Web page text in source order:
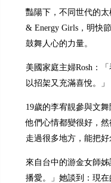
豔陽下，不同世代的
& Energy Girls ，明快
鼓舞人心的力量。
美國家庭主婦Rosh ：
以招架又充滿喜悅。」
19歲的李宥靚參與文
他們心情都變很好，
走過很多地方，能把
來自台中的游金女師
播愛。」她談到：現